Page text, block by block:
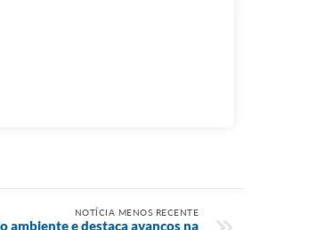
NOTÍCIA MENOS RECENTE
ambiente e destaca avanços na